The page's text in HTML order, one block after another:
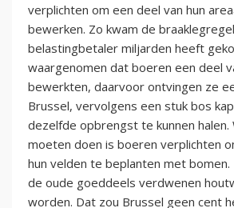
verplichten om een deel van hun
bewerken. Zo kwam de
belastingbetaler miljarden heeft
waargenomen dat boeren een deel
bewerkten, daarvoor ontvingen ze
Brussel, vervolgens een stuk bos
dezelfde opbrengst te kunnen halen.
moeten doen is boeren verplichten
hun velden te beplanten met
de oude goeddeels verdwenen
worden. Dat zou Brussel geen cent